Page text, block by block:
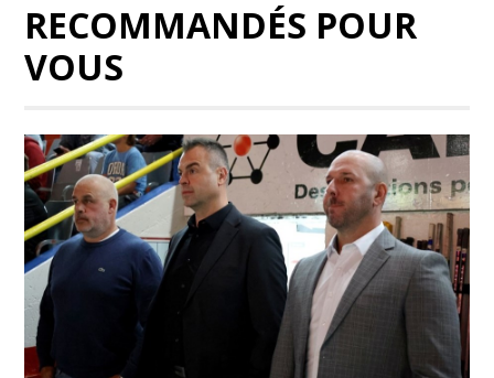
RECOMMANDÉS POUR
VOUS